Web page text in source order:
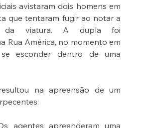
avistaram dois homens em
que tentaram fugir ao notar a
da viatura. A dupla foi
Rua América, no momento em
esconder dentro de uma
na apreensão de um
agentes apreenderam uma